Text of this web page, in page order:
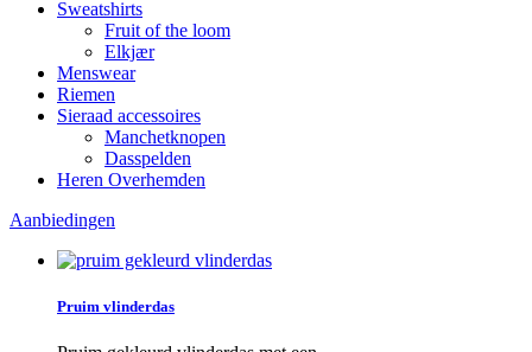
Sweatshirts
Fruit of the loom
Elkjær
Menswear
Riemen
Sieraad accessoires
Manchetknopen
Dasspelden
Heren Overhemden
Aanbiedingen
Pruim vlinderdas